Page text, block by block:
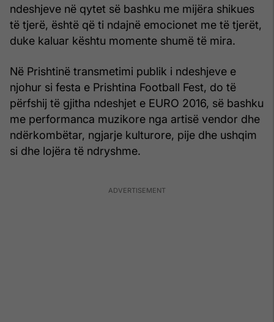
ndeshjeve në qytet së bashku me mijëra shikues
të tjerë, është që ti ndajnë emocionet me të tjerët,
duke kaluar kështu momente shumë të mira.
Në Prishtinë transmetimi publik i ndeshjeve e
njohur si festa e Prishtina Football Fest, do të
përfshij të gjitha ndeshjet e EURO 2016, së bashku
me performanca muzikore nga artisë vendor dhe
ndërkombëtar, ngjarje kulturore, pije dhe ushqim
si dhe lojëra të ndryshme.